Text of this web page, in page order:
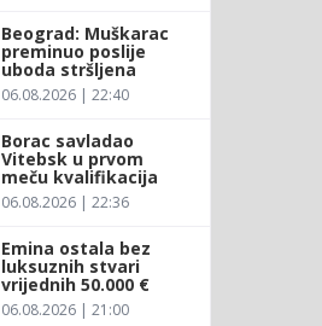
Beograd: Muškarac
preminuo poslije
uboda stršljena
06.08.2026 | 22:40
Borac savladao
Vitebsk u prvom
meču kvalifikacija
06.08.2026 | 22:36
Emina ostala bez
luksuznih stvari
vrijednih 50.000 €
06.08.2026 | 21:00